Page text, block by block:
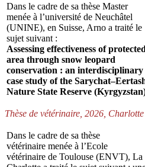
Dans le cadre de sa thèse Master
menée à l’université de Neuchâtel
(UNINE), en Suisse, Arno a traité le
sujet suivant :
Assessing effectiveness of protected
area through snow leopard
conservation : an interdisciplinary
case study of the
Nature State Reserve
Thèse de vétérinaire, 2026,
Dans le cadre de sa thèse
vétérinaire menée à l’Ecole
vétérinaire de Toulouse (ENVT), La